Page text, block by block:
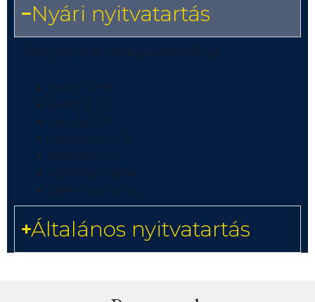
Nyári nyitvatartás
2026. június 15-től augusztus 30-ig:
hétfő: 12-18
kedd: 12-16
szerda: 9-16
csütörtök: 9-16
péntek: 9-14
szombat: zárva
vasárnap: zárva
Általános nyitvatartás